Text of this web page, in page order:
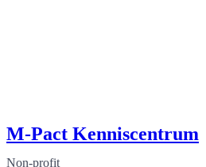
M-Pact Kenniscentrum
Non-profit